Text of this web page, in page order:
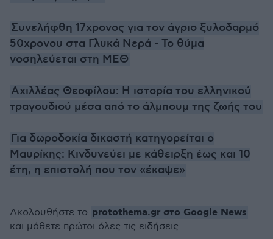
Συνελήφθη 17χρονος για τον άγριο ξυλοδαρμό
50χρονου στα Γλυκά Νερά - Το θύμα
νοσηλεύεται στη ΜΕΘ
Αχιλλέας Θεοφίλου: Η ιστορία του ελληνικού
τραγουδιού μέσα από το άλμπουμ της ζωής του
Για δωροδοκία δικαστή κατηγορείται ο
Μαυρίκης: Κινδυνεύει με κάθειρξη έως και 10
έτη, η επιστολή που τον «έκαψε»
Ακολουθήστε το protothema.gr στο Google News
και μάθετε πρώτοι όλες τις ειδήσεις